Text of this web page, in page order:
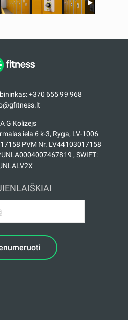
+370 655 99 968
G Kolizejs
iela 6 k-3, Ryga, LV-1006
PVM Nr. LV44103017158
, SWIFT: